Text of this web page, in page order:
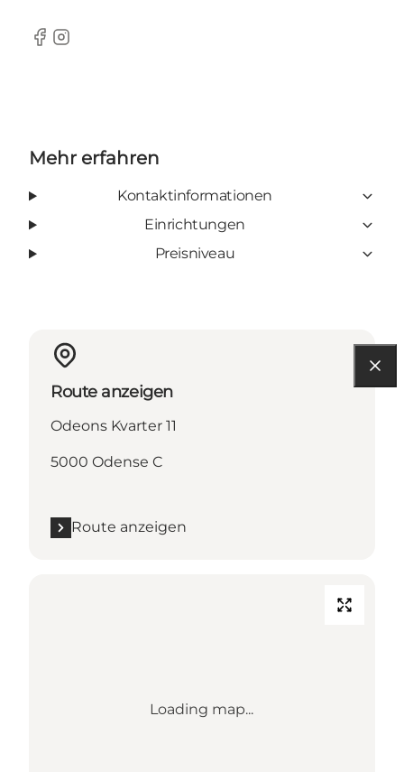
Facebook
Instagram
Mehr erfahren
Kontaktinformationen
Einrichtungen
Preisniveau
Route anzeigen
Odeons Kvarter 11
5000 Odense C
Route anzeigen
Loading map...